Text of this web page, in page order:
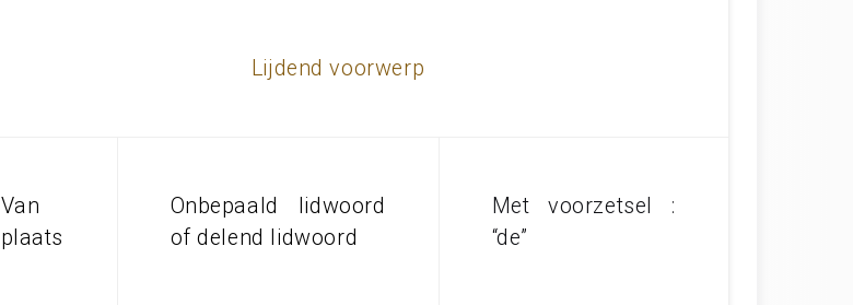
Lijdend voorwerp
Van
plaats
Onbepaald lidwoord
of delend lidwoord
Met voorzetsel :
“de”